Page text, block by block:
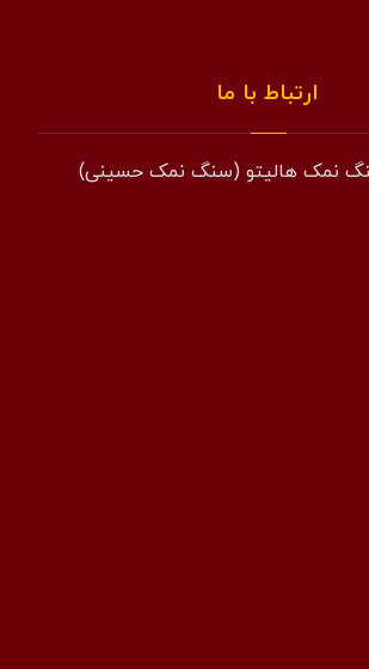
ارتباط با ما
نمک هالیتو (سنگ نمک حسینی)